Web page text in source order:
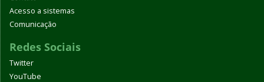
Acesso a sistemas
Comunicação
Redes Sociais
Twitter
YouTube